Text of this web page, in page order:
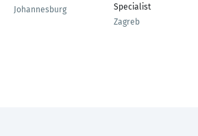
Johannesburg
Specialist
Zagreb